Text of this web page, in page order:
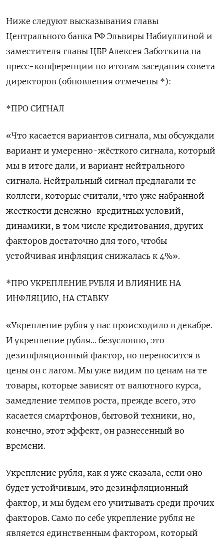
Ниже следуют высказывания главы
Центрального банка РФ Эльвиры Набиуллиной и
заместителя главы ЦБР Алексея Заботкина на
пресс-конференции по итогам заседания совета
директоров (обновления отмечены *):
*ПРО СИГНАЛ
«Что касается вариантов сигнала, мы обсуждали
вариант и умеренно-жёсткого сигнала, который
мы в итоге дали, и вариант нейтрального
сигнала. Нейтральный сигнал предлагали те
коллеги, которые считали, что уже набранной
жесткости денежно-кредитных условий,
динамики, в том числе кредитования, других
факторов достаточно для того, чтобы
устойчивая инфляция снижалась к 4%».
*ПРО УКРЕПЛЕНИЕ РУБЛЯ И ВЛИЯНИЕ НА
ИНФЛЯЦИЮ, НА СТАВКУ
«Укрепление рубля у нас происходило в декабре.
И укрепление рубля... безусловно, это
дезинфляционный фактор, но переносится в
цены он с лагом. Мы уже видим по ценам на те
товары, которые зависят от валютного курса,
замедление темпов роста, прежде всего, это
касается смартфонов, бытовой техники, но,
конечно, этот эффект, он разнесенный во
времени.
Укрепление рубля, как я уже сказала, если оно
будет устойчивым, это дезинфляционный
фактор, и мы будем его учитывать среди прочих
факторов. Само по себе укрепление рубля не
является единственным фактором, который